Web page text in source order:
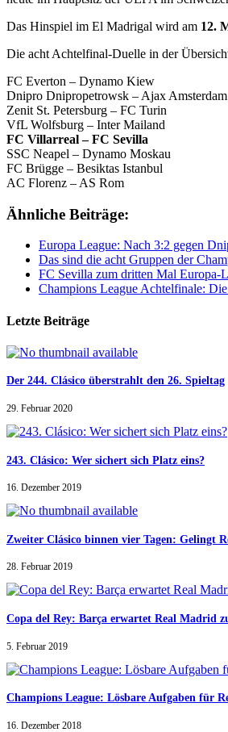
Das Hinspiel im El Madrigal wird am 12.
Die acht Achtelfinal-Duelle in der
FC Everton – Dynamo Kiew
Dnipro Dnipropetrowsk – Ajax Amsterdam
Zenit St. Petersburg – FC Turin
VfL Wolfsburg – Inter Mailand
FC Villarreal – FC Sevilla
SSC Neapel – Dynamo Moskau
FC Brügge – Besiktas Istanbul
AC Florenz – AS Rom
Ähnliche Beiträge:
Europa League: Nach 3:2 gegen
Das sind die acht Gruppen der
FC Sevilla zum dritten Mal Europa-
Champions League Achtelfinale:
Letzte Beiträge
Der 244. Clásico überstrahlt den 26. Spieltag
29. Februar 2020
243. Clásico: Wer sichert sich Platz eins?
16. Dezember 2019
Zweiter Clásico binnen vier Tagen: Gelingt
28. Februar 2019
Copa del Rey: Barça erwartet Real Madrid
5. Februar 2019
Champions League: Lösbare Aufgaben für
16. Dezember 2018